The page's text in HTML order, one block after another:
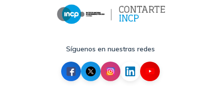
Síguenos en nuestras redes